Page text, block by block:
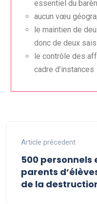
essentiel du
aucun vœu
le maintien de
donc de deux
le contrôle des
cadre d’instances
Article précedent
500 personnels
parents
de la